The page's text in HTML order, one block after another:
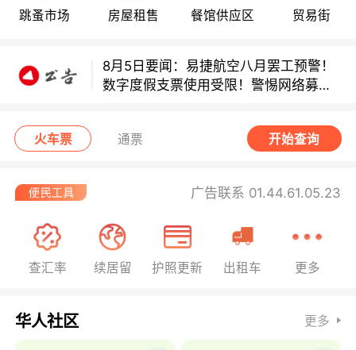
跳蚤市场 房屋租售 餐馆供应区 贸易街
多款避孕套因安全缺陷召回！
8月5日要闻：易捷航空八月罢工预警！
数字度假支票使用受限！警惕网络募捐
无栏杆收费站逃费将重罚！
火车票 通票 开始查询
广告联系 01.44.61.05.23
查汇率 续居留 护照更新 出租车 更多
华人社区 更多